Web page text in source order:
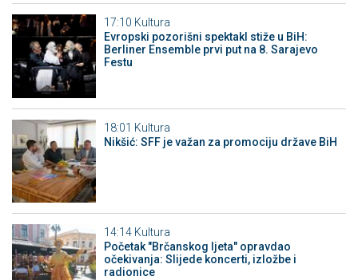
17:10 Kultura
Evropski pozorišni spektakl stiže u BiH:
Berliner Ensemble prvi put na 8. Sarajevo
Festu
18:01 Kultura
Nikšić: SFF je važan za promociju države BiH
14:14 Kultura
Početak "Brčanskog ljeta" opravdao
očekivanja: Slijede koncerti, izložbe i
radionice